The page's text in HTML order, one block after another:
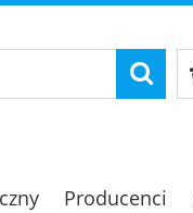
Producenci